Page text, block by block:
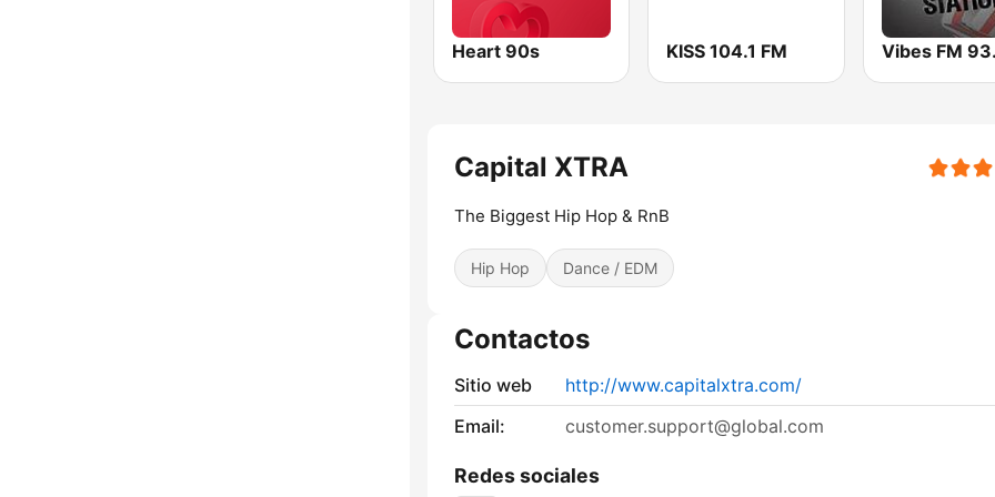
Heart 90s KISS 104.1 FM Vibes FM
Capital XTRA
The Biggest Hip Hop & RnB
Hip Hop Dance / EDM
Contactos
Sitio web
http://www.capitalxtra.com/
Email:
customer.support@global.com
Redes sociales